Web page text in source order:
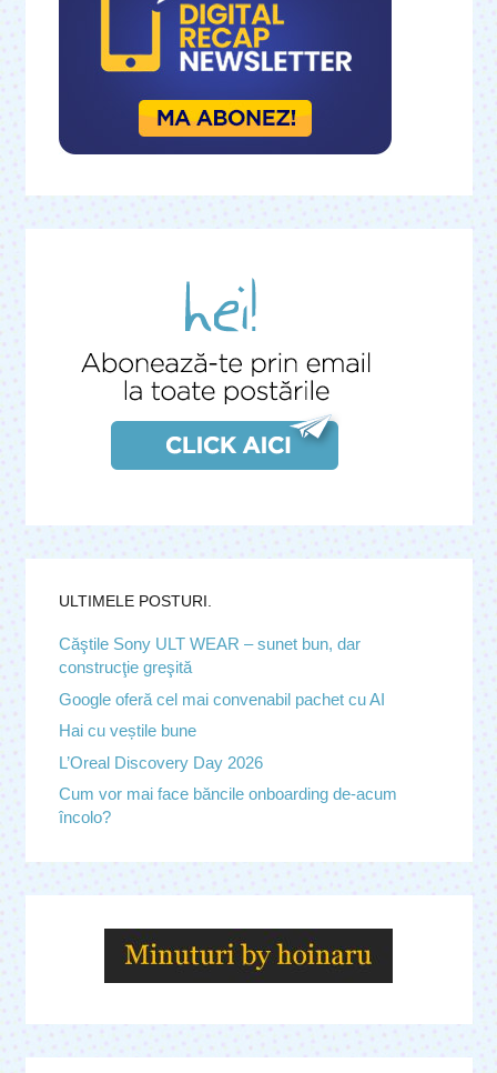
ULTIMELE POSTURI.
Căştile Sony ULT WEAR – sunet bun, dar
construcţie greşită
Google oferă cel mai convenabil pachet cu AI
Hai cu veștile bune
L’Oreal Discovery Day 2026
Cum vor mai face băncile onboarding de-acum
încolo?